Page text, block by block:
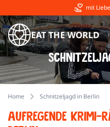
mit
EAT THE WORLD
Home Schnitzeljagd in Berlin
Aufregende Krimi-